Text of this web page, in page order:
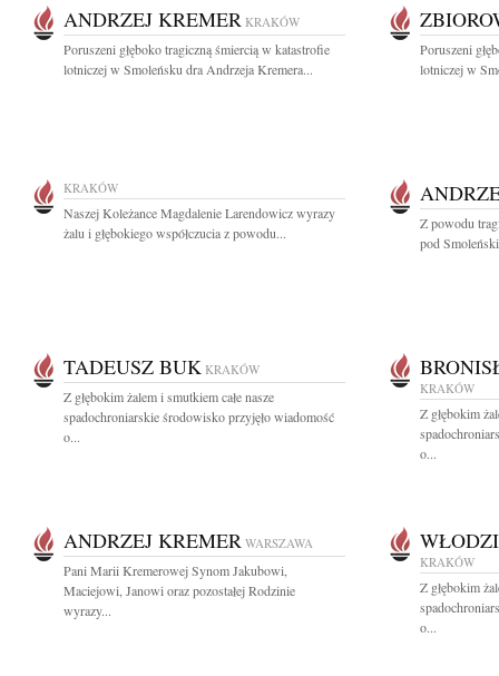
ANDRZEJ KREMER KRAKÓW
Poruszeni głęboko tragiczną śmiercią w katastrofie
lotniczej w Smoleńsku dra Andrzeja Kremera...
Poruszeni
lotniczej w
KRAKÓW
Naszej Koleżance Magdalenie Larendowicz wyrazy
żalu i głębokiego współczucia z powodu...
Z powodu
pod
TADEUSZ BUK KRAKÓW
Z głębokim żalem i smutkiem całe nasze
spadochroniarskie środowisko przyjęło wiadomość
o...
KRAKÓW
Z głębokim
o...
ANDRZEJ KREMER WARSZAWA
Pani Marii Kremerowej Synom Jakubowi,
Maciejowi, Janowi oraz pozostałej Rodzinie
wyrazy...
KRAKÓW
Z głębokim
o...